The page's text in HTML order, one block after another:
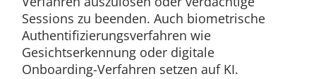
Sessions zu beenden. Auch biometrische
Authentifizierungsverfahren wie
Gesichtserkennung oder digitale
Onboarding-Verfahren setzen auf KI.